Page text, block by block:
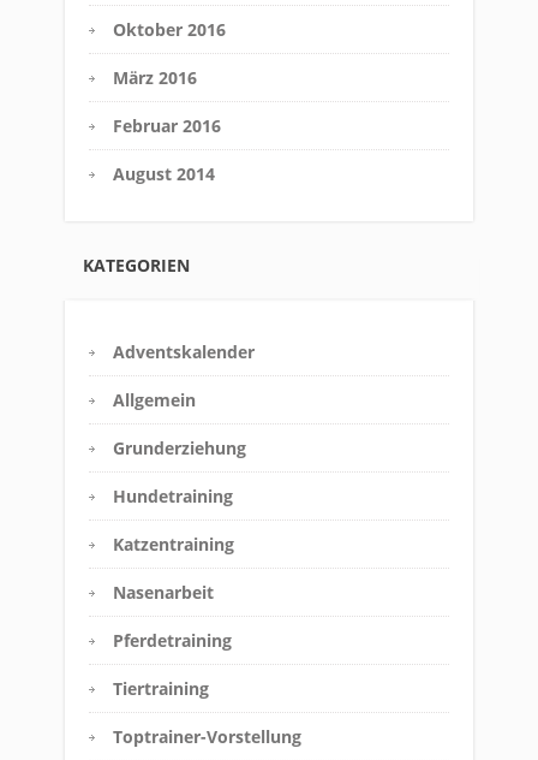
Oktober 2016
März 2016
Februar 2016
August 2014
KATEGORIEN
Adventskalender
Allgemein
Grunderziehung
Hundetraining
Katzentraining
Nasenarbeit
Pferdetraining
Tiertraining
Toptrainer-Vorstellung